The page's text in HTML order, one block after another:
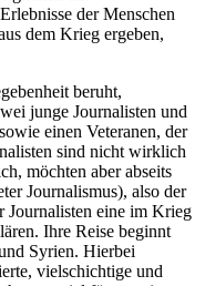
der Menschen
dem Krieg ergeben,
beruht,
junge Journalisten und
einen Veteranen, der
sind nicht wirklich
möchten aber abseits
Journalismus), also der
Journalisten eine im Krieg
Ihre Reise beginnt
Syrien. Hierbei
vielschichtige und